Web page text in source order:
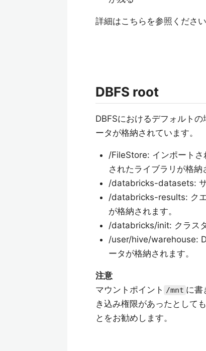
詳細はこちらを参照ください
DBFS root
DBFSにおけるデフォルト
ータが格納されています。
/FileStore: インポートさ
されたライブラリが格納
/databricks-datasets: サ
/databricks-results: クエ
が格納されます。
/databricks/init: クラス
/user/hive/warehouse:
ータが格納されます。
注意
マウントポイント /mnt に書
き込み権限があったとして
とをお勧めします。